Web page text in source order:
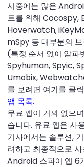
시중에는 많은
트를 위해 Cocospy,
Hoverwatch,
mSpy 등 대부분의
(특정 순서 없이 알
Spyhuman, Spyic,
Umobix,
를 보려면 여기를 클
앱 목록.
무료 앱이 거의 없으
습니다. 유료 앱은 사
기사에서는 솔루션,
려하고 최종적으로
Android 스파이 앱 6